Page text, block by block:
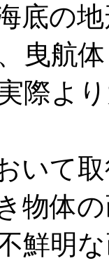
底の
曳航
際よ
いて
物体
鮮明